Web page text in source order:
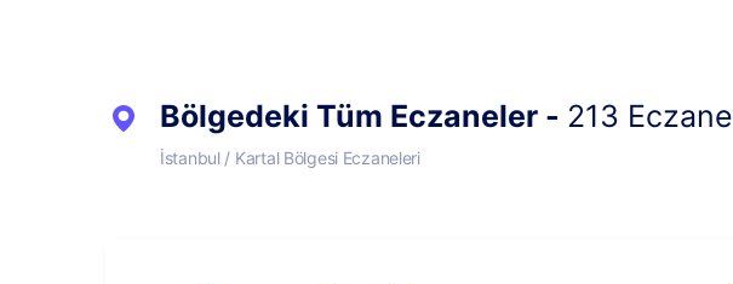
Bölgedeki Tüm Eczaneler - 213 Eczane
İstanbul / Kartal Bölgesi Eczaneleri